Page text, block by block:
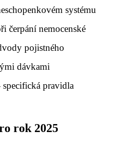
systému
čerpání nemocenské
pojistného
dávkami
pravidla
rok 2025